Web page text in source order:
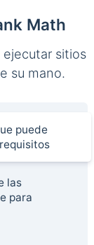
Math
ejecutar sitios
su mano.
puede
las
para